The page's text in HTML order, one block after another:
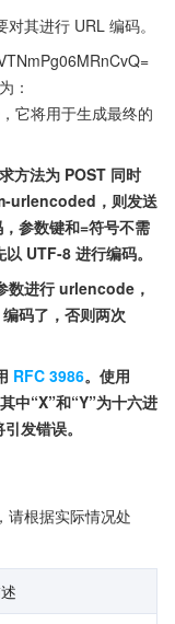
其进行 URL 编码。
：
它将用于生成最终的
方法为 POST 同时
urlencoded，则发送
参数键和=符号不需
UTF-8 进行编码。
数进行 urlencode，
码了，否则两次
RFC 3986。使用
中“X”和“Y”为十六进
发错误。
请根据实际情况处